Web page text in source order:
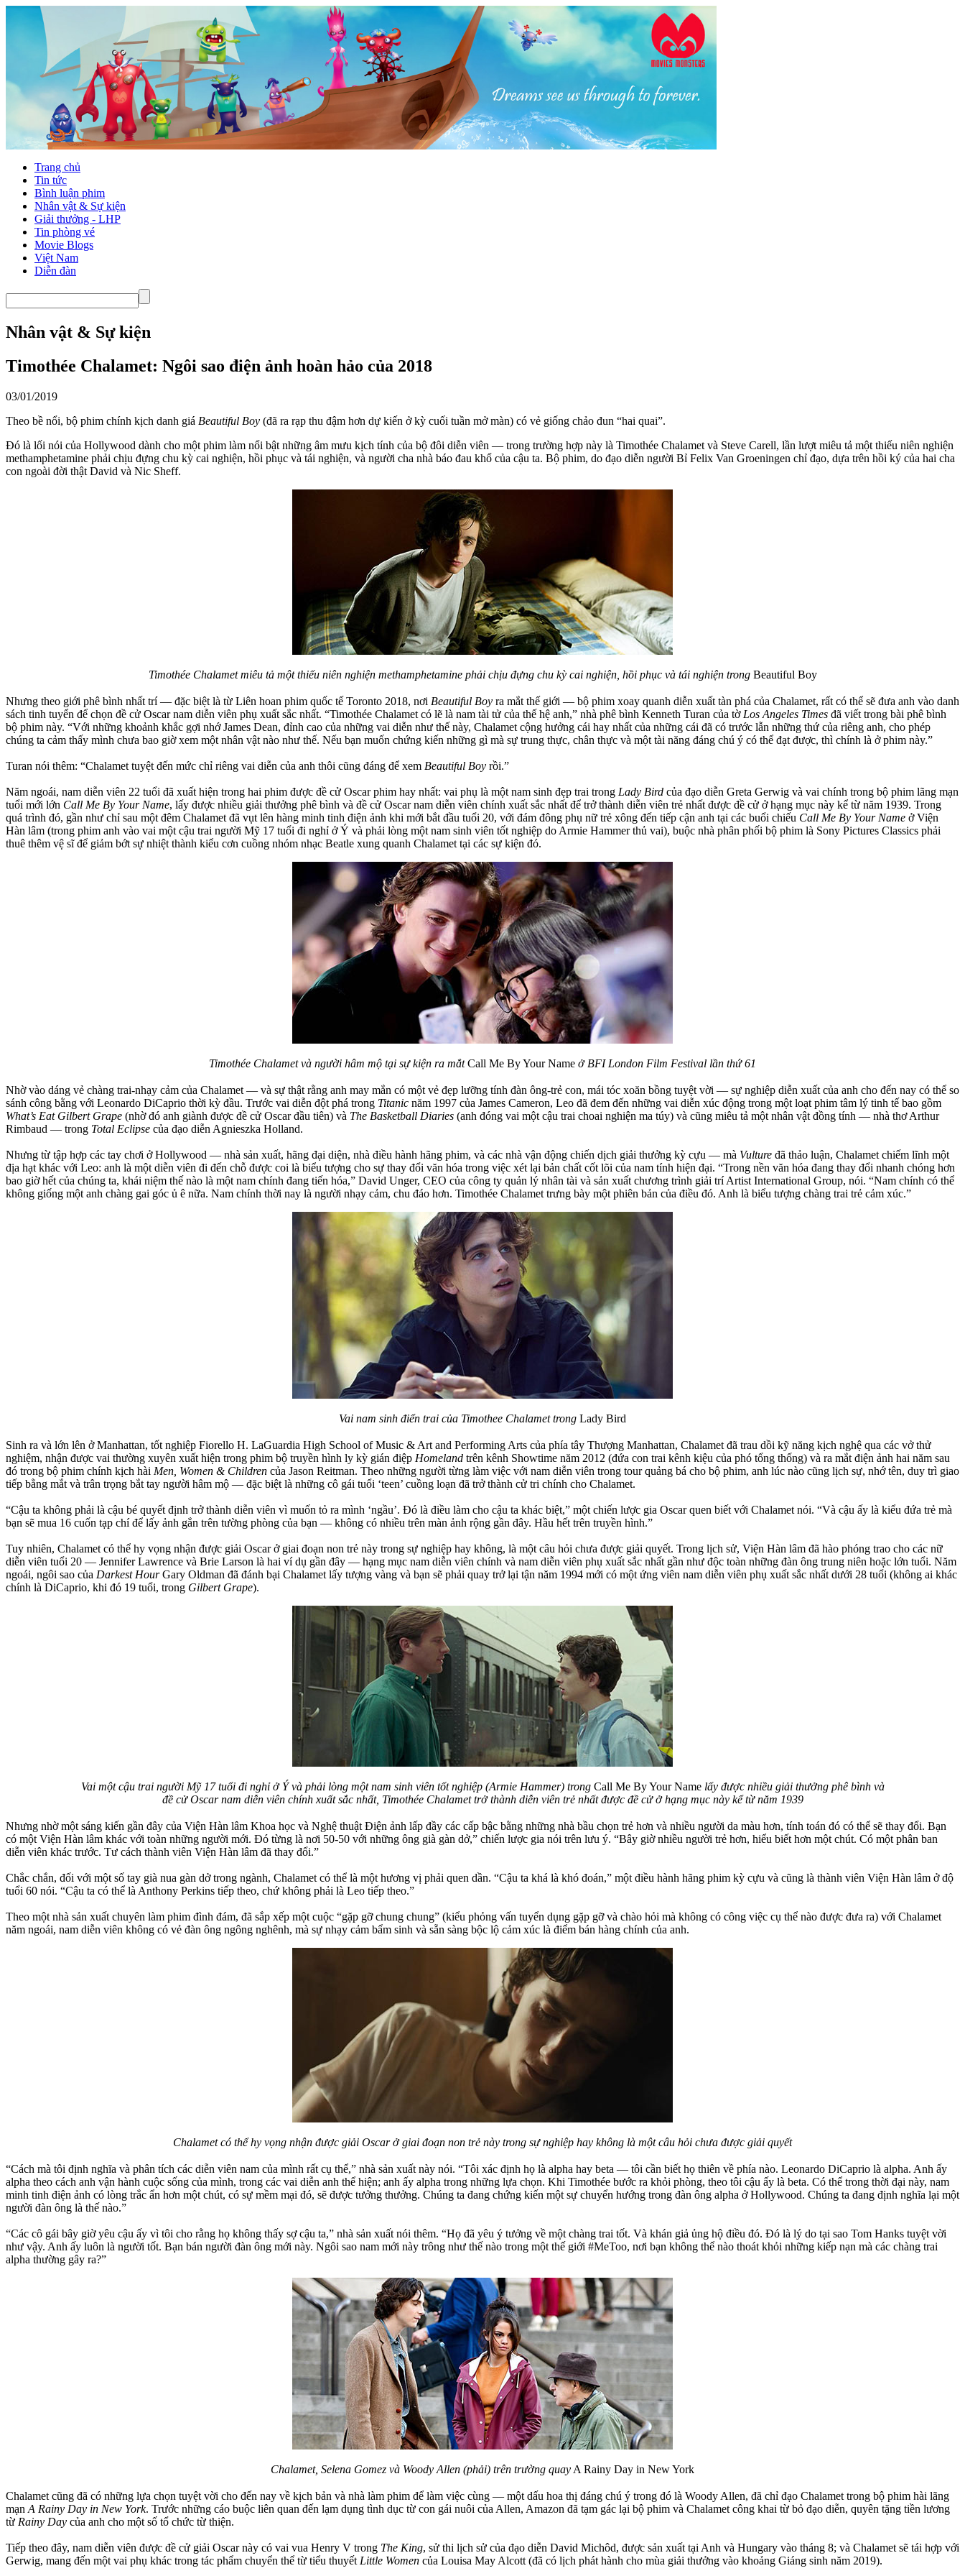
Trang chủ
Tin tức
Bình luận phim
Nhân vật & Sự kiện
Giải thưởng - LHP
Tin phòng vé
Movie Blogs
Việt Nam
Diễn đàn
Nhân vật & Sự kiện
Timothée Chalamet: Ngôi sao điện ảnh hoàn hảo của 2018
03/01/2019
Theo bề nổi, bộ phim chính kịch danh giá Beautiful Boy (đã ra rạp thu đậm hơn dự kiến ở kỳ cuối tuần mở màn) có vẻ giống chảo đun “hai quai”.
Đó là lối nói của Hollywood dành cho một phim làm nổi bật những âm mưu kịch tính của bộ đôi diễn viên — trong trường hợp này là Timothée Chalamet và Steve Carell, lần lượt miêu tả một thiếu niên nghiện
methamphetamine phải chịu đựng chu kỳ cai nghiện, hồi phục và tái nghiện, và người cha nhà báo đau khổ của cậu ta. Bộ phim, do đạo diễn người Bỉ Felix Van Groeningen chỉ đạo, dựa trên hồi ký của hai cha
con ngoài đời thật David và Nic Sheff.
Timothée Chalamet miêu tả một thiếu niên nghiện methamphetamine phải chịu đựng chu kỳ cai nghiện, hồi phục và tái nghiện trongBeautiful Boy
Nhưng theo giới phê bình nhất trí — đặc biệt là từ Liên hoan phim quốc tế Toronto 2018, nơi Beautiful Boy ra mắt thế giới — bộ phim xoay quanh diễn xuất tàn phá của Chalamet, rất có thể sẽ đưa anh vào danh
sách tinh tuyển để chọn đề cử Oscar nam diễn viên phụ xuất sắc nhất. “Timothée Chalamet có lẽ là nam tài tử của thế hệ anh,” nhà phê bình Kenneth Turan của tờ Los Angeles Times đã viết trong bài phê bình
bộ phim này. “Với những khoảnh khắc gợi nhớ James Dean, đỉnh cao của những vai diễn như thế này, Chalamet cộng hưởng cái hay nhất của những cái đã có trước lẫn những thứ của riêng anh, cho phép
chúng ta cảm thấy mình chưa bao giờ xem một nhân vật nào như thế. Nếu bạn muốn chứng kiến những gì mà sự trung thực, chân thực và một tài năng đáng chú ý có thể đạt được, thì chính là ở phim này.”
Turan nói thêm: “Chalamet tuyệt đến mức chỉ riêng vai diễn của anh thôi cũng đáng để xem Beautiful Boy rồi.”
Năm ngoái, nam diễn viên 22 tuổi đã xuất hiện trong hai phim được đề cử Oscar phim hay nhất: vai phụ là một nam sinh đẹp trai trong Lady Bird của đạo diễn Greta Gerwig và vai chính trong bộ phim lãng mạn
tuổi mới lớn Call Me By Your Name, lấy được nhiều giải thưởng phê bình và đề cử Oscar nam diễn viên chính xuất sắc nhất để trở thành diễn viên trẻ nhất được đề cử ở hạng mục này kể từ năm 1939. Trong
quá trình đó, gần như chỉ sau một đêm Chalamet đã vụt lên hàng minh tinh điện ảnh khi mới bắt đầu tuổi 20, với đám đông phụ nữ trẻ xông đến tiếp cận anh tại các buổi chiếu Call Me By Your Name ở Viện
Hàn lâm (trong phim anh vào vai một cậu trai người Mỹ 17 tuổi đi nghỉ ở Ý và phải lòng một nam sinh viên tốt nghiệp do Armie Hammer thủ vai), buộc nhà phân phối bộ phim là Sony Pictures Classics phải
thuê thêm vệ sĩ để giảm bớt sự nhiệt thành kiểu cơn cuồng nhóm nhạc Beatle xung quanh Chalamet tại các sự kiện đó.
Timothée Chalamet và người hâm mộ tại sự kiện ra mắtCall Me By Your Name ở BFI London Film Festival lần thứ 61
Nhờ vào dáng vẻ chàng trai-nhạy cảm của Chalamet — và sự thật rằng anh may mắn có một vẻ đẹp lưỡng tính đàn ông-trẻ con, mái tóc xoăn bồng tuyệt vời — sự nghiệp diễn xuất của anh cho đến nay có thể so
sánh công bằng với Leonardo DiCaprio thời kỳ đầu. Trước vai diễn đột phá trong Titanic năm 1997 của James Cameron, Leo đã đem đến những vai diễn xúc động trong một loạt phim tâm lý tinh tế bao gồm
What’s Eat Gilbert Grape (nhờ đó anh giành được đề cử Oscar đầu tiên) và The Basketball Diaries (anh đóng vai một cậu trai choai nghiện ma túy) và cũng miêu tả một nhân vật đồng tính — nhà thơ Arthur
Rimbaud — trong Total Eclipse của đạo diễn Agnieszka Holland.
Nhưng từ tập hợp các tay chơi ở Hollywood — nhà sản xuất, hãng đại diện, nhà điều hành hãng phim, và các nhà vận động chiến dịch giải thưởng kỳ cựu — mà Vulture đã thảo luận, Chalamet chiếm lĩnh một
địa hạt khác với Leo: anh là một diễn viên đi đến chỗ được coi là biểu tượng cho sự thay đổi văn hóa trong việc xét lại bản chất cốt lõi của nam tính hiện đại. “Trong nền văn hóa đang thay đổi nhanh chóng hơn
bao giờ hết của chúng ta, khái niệm thế nào là một nam chính đang tiến hóa,” David Unger, CEO của công ty quản lý nhân tài và sản xuất chương trình giải trí Artist International Group, nói. “Nam chính có thể
không giống một anh chàng gai góc ủ ê nữa. Nam chính thời nay là người nhạy cảm, chu đáo hơn. Timothée Chalamet trưng bày một phiên bản của điều đó. Anh là biểu tượng chàng trai trẻ cảm xúc.”
Vai nam sinh điển trai của Timothee Chalamet trong Lady Bird
Sinh ra và lớn lên ở Manhattan, tốt nghiệp Fiorello H. LaGuardia High School of Music & Art and Performing Arts của phía tây Thượng Manhattan, Chalamet đã trau dồi kỹ năng kịch nghệ qua các vở thử
nghiệm, nhận được vai thường xuyên xuất hiện trong phim bộ truyền hình ly kỳ gián điệp Homeland trên kênh Showtime năm 2012 (đứa con trai kênh kiệu của phó tổng thống) và ra mắt điện ảnh hai năm sau
đó trong bộ phim chính kịch hài Men, Women & Children của Jason Reitman. Theo những người từng làm việc với nam diễn viên trong tour quảng bá cho bộ phim, anh lúc nào cũng lịch sự, nhớ tên, duy trì giao
tiếp bằng mắt và trân trọng bắt tay người hâm mộ — đặc biệt là những cô gái tuổi ‘teen’ cuồng loạn đã trở thành cử tri chính cho Chalamet.
“Cậu ta không phải là cậu bé quyết định trở thành diễn viên vì muốn tỏ ra mình ‘ngầu’. Đó là điều làm cho cậu ta khác biệt,” một chiến lược gia Oscar quen biết với Chalamet nói. “Và cậu ấy là kiểu đứa trẻ mà
bạn sẽ mua 16 cuốn tạp chí để lấy ảnh gắn trên tường phòng của bạn — không có nhiều trên màn ảnh rộng gần đây. Hầu hết trên truyền hình.”
Tuy nhiên, Chalamet có thể hy vọng nhận được giải Oscar ở giai đoạn non trẻ này trong sự nghiệp hay không, là một câu hỏi chưa được giải quyết. Trong lịch sử, Viện Hàn lâm đã hào phóng trao cho các nữ
diễn viên tuổi 20 — Jennifer Lawrence và Brie Larson là hai ví dụ gần đây — hạng mục nam diễn viên chính và nam diễn viên phụ xuất sắc nhất gần như độc toàn những đàn ông trung niên hoặc lớn tuổi. Năm
ngoái, ngôi sao của Darkest HourGary Oldman đã đánh bại Chalamet lấy tượng vàng và bạn sẽ phải quay trở lại tận năm 1994 mới có một ứng viên nam diễn viên phụ xuất sắc nhất dưới 28 tuổi (không ai khác
chính là DiCaprio, khi đó 19 tuổi, trong Gilbert Grape).
Vai một cậu trai người Mỹ 17 tuổi đi nghỉ ở Ý và phải lòng một nam sinh viên tốt nghiệp (Armie Hammer) trong Call Me By Your Namelấy được nhiều giải thưởng phê bình và
đề cử Oscar nam diễn viên chính xuất sắc nhất, Timothée Chalamet trở thành diễn viên trẻ nhất được đề cử ở hạng mục này kể từ năm 1939
Nhưng nhờ một sáng kiến gần đây của Viện Hàn lâm Khoa học và Nghệ thuật Điện ảnh lấp đầy các cấp bậc bằng những nhà bầu chọn trẻ hơn và nhiều người da màu hơn, tính toán đó có thể sẽ thay đổi. Bạn
có một Viện Hàn lâm khác với toàn những người mới. Đó từng là nơi 50-50 với những ông già gàn dở,” chiến lược gia nói trên lưu ý. “Bây giờ nhiều người trẻ hơn, hiểu biết hơn một chút. Có một phân ban
diễn viên khác trước. Tư cách thành viên Viện Hàn lâm đã thay đổi.”
Chắc chắn, đối với một số tay già nua gàn dở trong ngành, Chalamet có thể là một hương vị phải quen dần. “Cậu ta khá là khó đoán,” một điều hành hãng phim kỳ cựu và cũng là thành viên Viện Hàn lâm ở độ
tuổi 60 nói. “Cậu ta có thể là Anthony Perkins tiếp theo, chứ không phải là Leo tiếp theo.”
Theo một nhà sản xuất chuyên làm phim đình đám, đã sắp xếp một cuộc “gặp gỡ chung chung” (kiểu phỏng vấn tuyển dụng gặp gỡ và chào hỏi mà không có công việc cụ thể nào được đưa ra) với Chalamet
năm ngoái, nam diễn viên không có vẻ đàn ông ngông nghênh, mà sự nhạy cảm bẩm sinh và sẵn sàng bộc lộ cảm xúc là điểm bán hàng chính của anh.
Chalamet có thể hy vọng nhận được giải Oscar ở giai đoạn non trẻ này trong sự nghiệp hay không là một câu hỏi chưa được giải quyết
“Cách mà tôi định nghĩa và phân tích các diễn viên nam của mình rất cụ thể,” nhà sản xuất này nói. “Tôi xác định họ là alpha hay beta — tôi cần biết họ thiên về phía nào. Leonardo DiCaprio là alpha. Anh ấy
alpha theo cách anh vận hành cuộc sống của mình, trong các vai diễn anh thể hiện; anh ấy alpha trong những lựa chọn. Khi Timothée bước ra khỏi phòng, theo tôi cậu ấy là beta. Có thể trong thời đại này, nam
minh tinh điện ảnh có lòng trắc ẩn hơn một chút, có sự mềm mại đó, sẽ được tưởng thưởng. Chúng ta đang chứng kiến một sự chuyển hướng trong đàn ông alpha ở Hollywood. Chúng ta đang định nghĩa lại một
người đàn ông là thế nào.”
“Các cô gái bây giờ yêu cậu ấy vì tôi cho rằng họ không thấy sợ cậu ta,” nhà sản xuất nói thêm. “Họ đã yêu ý tưởng về một chàng trai tốt. Và khán giả ủng hộ điều đó. Đó là lý do tại sao Tom Hanks tuyệt vời
như vậy. Anh ấy luôn là người tốt. Bạn bán người đàn ông mới này. Ngôi sao nam mới này trông như thế nào trong một thế giới #MeToo, nơi bạn không thể nào thoát khỏi những kiếp nạn mà các chàng trai
alpha thường gây ra?”
Chalamet, Selena Gomez và Woody Allen (phải) trên trường quay A Rainy Day in New York
Chalamet cũng đã có những lựa chọn tuyệt vời cho đến nay về kịch bản và nhà làm phim để làm việc cùng — một dấu hoa thị đáng chú ý trong đó là Woody Allen, đã chỉ đạo Chalamet trong bộ phim hài lãng
mạn A Rainy Day in New York. Trước những cáo buộc liên quan đến lạm dụng tình dục từ con gái nuôi của Allen, Amazon đã tạm gác lại bộ phim và Chalamet công khai từ bỏ đạo diễn, quyên tặng tiền lương
từ Rainy Day của anh cho một số tổ chức từ thiện.
Tiếp theo đây, nam diễn viên được đề cử giải Oscar này có vai vua Henry V trong The King, sử thi lịch sử của đạo diễn David Michôd, được sản xuất tại Anh và Hungary vào tháng 8; và Chalamet sẽ tái hợp với
Gerwig, mang đến một vai phụ khác trong tác phẩm chuyển thể từ tiểu thuyết Little Women của Louisa May Alcott (đã có lịch phát hành cho mùa giải thưởng vào khoảng Giáng sinh năm 2019).